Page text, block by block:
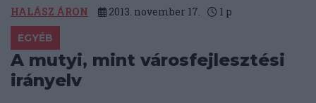
HALÁSZ ÁRON 2013. november 17. 1 p
EGYÉB
A mutyi, mint városfejlesztési
irányelv